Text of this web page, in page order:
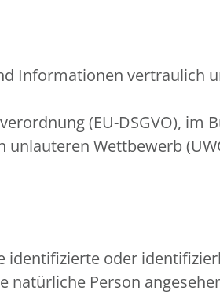
Informationen vertraulich
(EU-DSGVO), im
unlauteren Wettbewerb
identifizierte oder
natürliche Person